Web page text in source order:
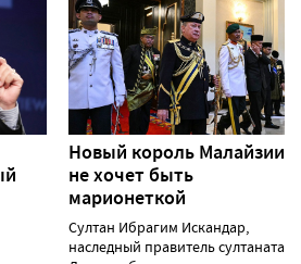
Новый король Малайзии
не хочет быть
марионеткой
Султан Ибрагим Искандар,
наследный правитель султаната